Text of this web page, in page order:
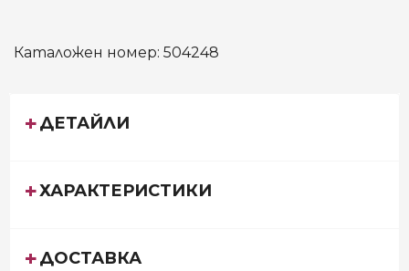
Каталожен номер: 504248
ДЕТАЙЛИ
ХАРАКТЕРИСТИКИ
ДОСТАВКА